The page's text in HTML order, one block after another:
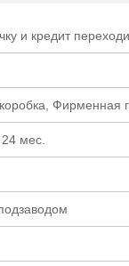
и кредит
Фирменная
мес.